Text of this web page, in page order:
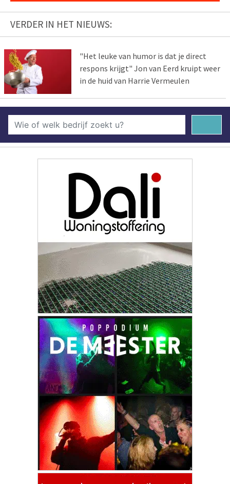
VERDER IN HET NIEUWS:
"Het leuke van humor is dat je direct
respons krijgt" Jon van Eerd kruipt weer
in de huid van Harrie Vermeulen